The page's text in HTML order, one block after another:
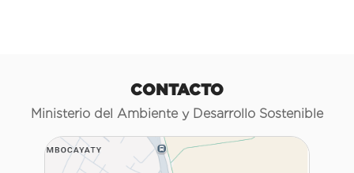
CONTACTO
Ministerio del Ambiente y Desarrollo Sostenible